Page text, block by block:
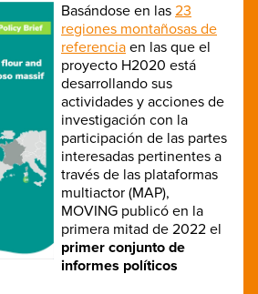
Basándose en las 23
regiones montañosas de
referencia en las que el
proyecto H2020 está
desarrollando sus
actividades y acciones de
investigación con la
participación de las partes
interesadas pertinentes a
través de las plataformas
multiactor (MAP),
MOVING publicó en la
primera mitad de 2022 el
primer conjunto de
informes políticos